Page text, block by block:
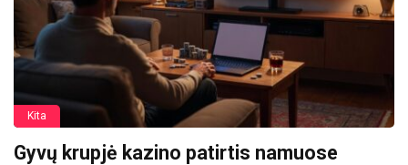
Kita
Gyvų krupjė kazino patirtis namuose